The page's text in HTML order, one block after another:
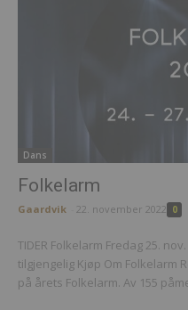
Dans
Folkelarm
Gaardvik 22. november 2022 0
TIDER Folkelarm Fredag 25.
tilgjengelig Kjøp Om Folkelarm
på årets Folkelarm. Av 155